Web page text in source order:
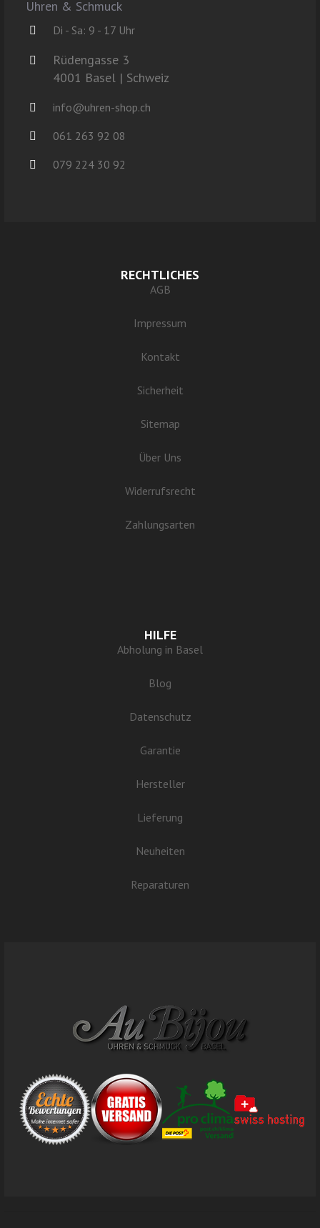
Uhren & Schmuck
Di - Sa: 9 - 17 Uhr
Rüdengasse 3
4001 Basel | Schweiz
info@uhren-shop.ch
061 263 92 08
079 224 30 92
RECHTLICHES
AGB
Impressum
Kontakt
Sicherheit
Sitemap
Über Uns
Widerrufsrecht
Zahlungsarten
HILFE
Abholung in Basel
Blog
Datenschutz
Garantie
Hersteller
Lieferung
Neuheiten
Reparaturen